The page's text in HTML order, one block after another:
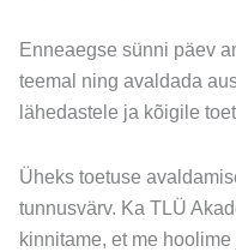
Enneaegse sünni päev
teemal ning avaldada
lähedastele ja kõigile
Üheks toetuse
tunnusvärv. Ka TLÜ
kinnitame, et me